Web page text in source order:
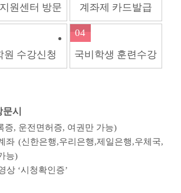
원센터 방문
계좌제 카드발급
원 수강신청
04
국비학생 훈련수강
시
증, 운전면허증, 여권만 가능)
좌 (신한은행,우리은행,제일은행,우체국,
능)
상 ‘시청확인증’